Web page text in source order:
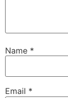
Name *
Email *